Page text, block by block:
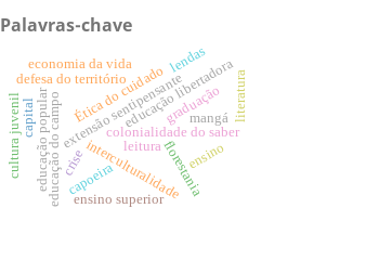
Palavras-chave
extensão sentipensante
colonialidade do saber
educação libertadora
florestania
Ética do cuidado
educação do campo interculturalidade
ensino superior
defesa do território
economia da vida
educação popular crise
capital
ensino
graduação literatura
mangá
leitura
cultura juvenil
capoeira
lendas